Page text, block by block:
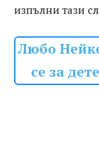
изпълни тази
Любо
се за